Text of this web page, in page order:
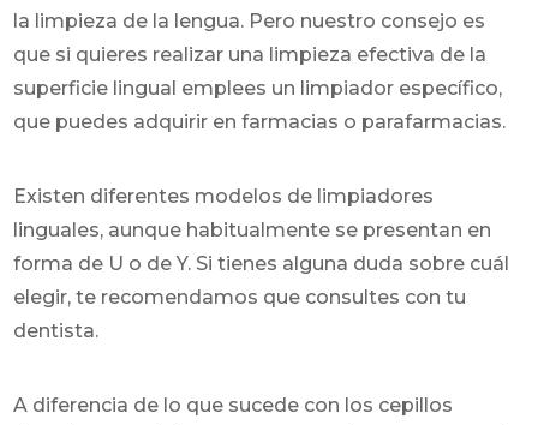
la limpieza de la lengua. Pero nuestro consejo es
que si quieres realizar una limpieza efectiva de la
superficie lingual emplees un limpiador específico,
que puedes adquirir en farmacias o parafarmacias.
Existen diferentes modelos de limpiadores
linguales, aunque habitualmente se presentan en
forma de U o de Y. Si tienes alguna duda sobre cuál
elegir, te recomendamos que consultes con tu
dentista.
A diferencia de lo que sucede con los cepillos